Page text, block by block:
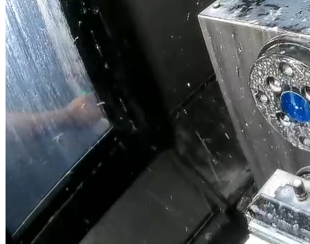
Produtos
Sistemas de câmeras
Vantagens
VisionLine RWC
VisionLine EAC